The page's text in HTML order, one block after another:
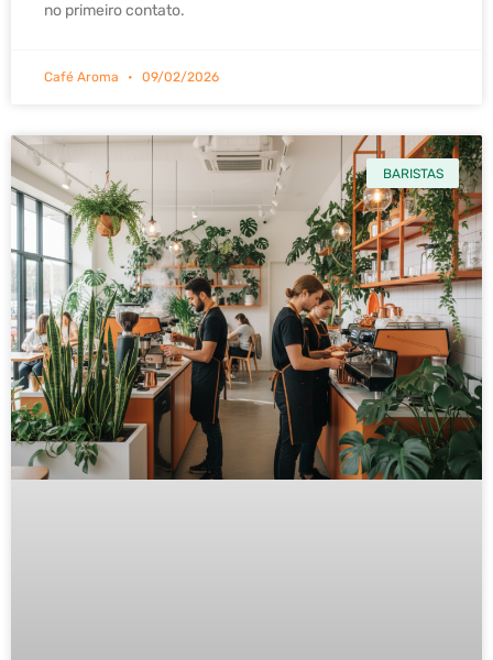
no primeiro contato.
Café Aroma 09/02/2026
BARISTAS